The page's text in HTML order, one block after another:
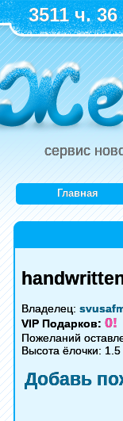
3511 ч.
сервис
Главная
Владелец:
VIP Подарков: 0!
Пожеланий
Высота ёлочки:
Добавь